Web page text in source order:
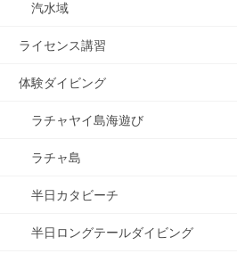
汽水域
ライセンス講習
体験ダイビング
ラチャヤイ島海遊び
ラチャ島
半日カタビーチ
半日ロングテールダイビング